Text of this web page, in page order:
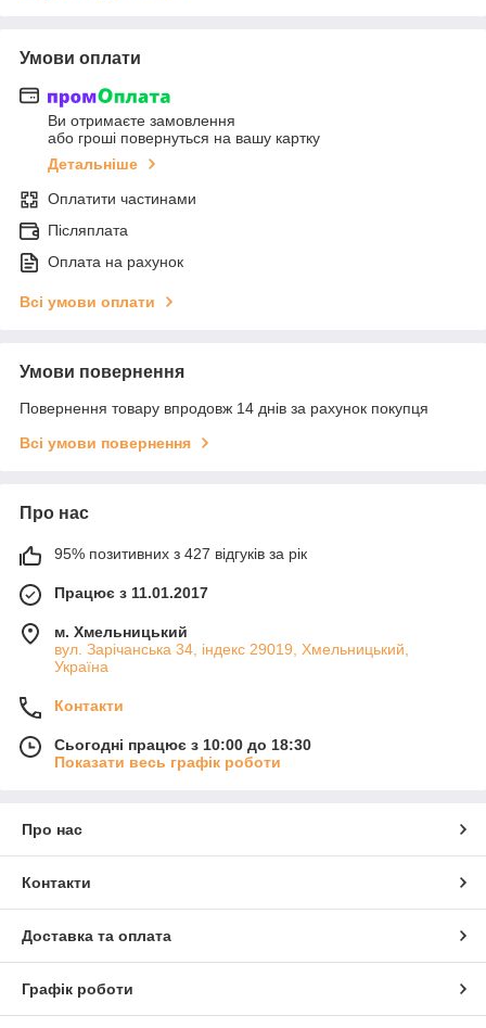
Умови оплати
Ви отримаєте замовлення
або гроші повернуться на вашу картку
Детальніше
Оплатити частинами
Післяплата
Оплата на рахунок
Всі умови оплати
Умови повернення
Повернення товару впродовж 14 днів за рахунок покупця
Всі умови повернення
Про нас
95% позитивних з 427 відгуків за рік
Працює з 11.01.2017
м. Хмельницький
вул. Зарічанська 34, індекс 29019, Хмельницький,
Україна
Контакти
Сьогодні працює з 10:00 до 18:30
Показати весь графік роботи
Про нас
Контакти
Доставка та оплата
Графік роботи